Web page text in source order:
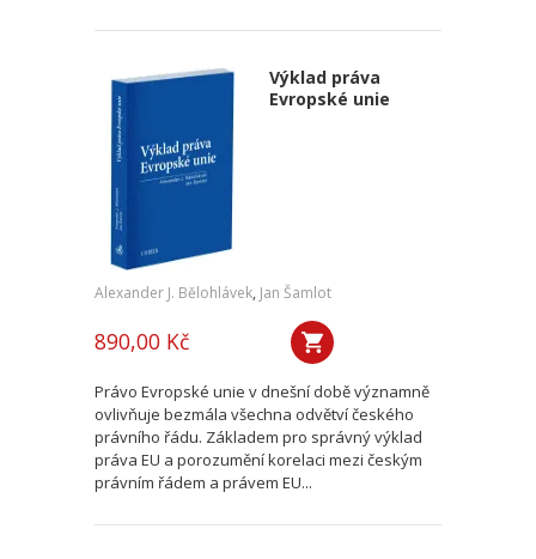
Výklad práva
Evropské unie
Alexander J. Bělohlávek, Jan Šamlot
890,00 Kč
Právo Evropské unie v dnešní době významně
ovlivňuje bezmála všechna odvětví českého
právního řádu. Základem pro správný výklad
práva EU a porozumění korelaci mezi českým
právním řádem a právem EU...